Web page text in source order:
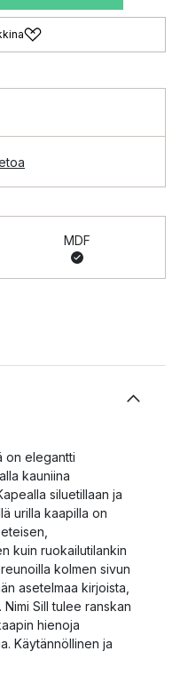
MDF
on elegantti
kauniina
siluetillaan ja
urilla kaapilla on
kuin ruokailutilankin
kolmen sivun
asetelmaa kirjoista,
Sill tulee ranskan
hienoja
Käytännöllinen ja